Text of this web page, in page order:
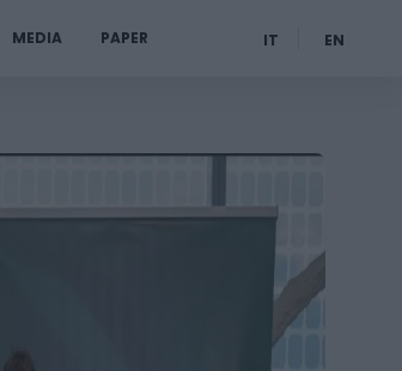
IT EN
MEDIA PAPER